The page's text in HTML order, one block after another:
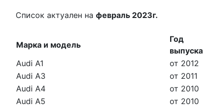
Список актуален на февраль 2023г.
Марка и модель
Год
выпуска
Audi A1
от 2012
Audi A3
от 2011
Audi A4
от 2010
Audi A5
от 2010